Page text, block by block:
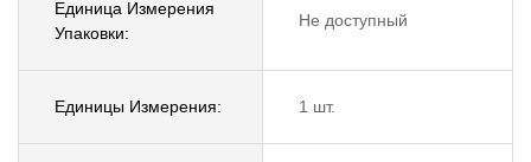
Единица Измерения
Упаковки:
Не доступный
Единицы Измерения: 1 шт.